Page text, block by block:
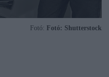
Fotó: Fotó: Shutterstock